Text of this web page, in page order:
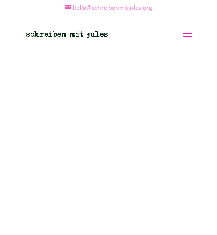
hello@schreibenmitjules.org